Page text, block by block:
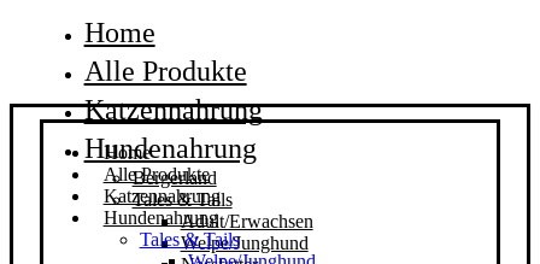
Home
Alle Produkte
Katzennahrung
Hundenahrung
Bergerland
Tales & Tails
Adult/Erwachsen
Welpe/Junghund
Home
Alle Produkte
Katzennahrung
Hundenahrung
Tales & Tails